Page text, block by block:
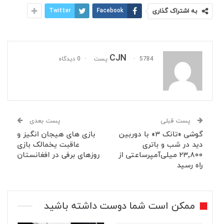
به اشتراک گذاری Facebook
Twitter
CJN 5784 پست 0 دیدگاه
پست قبلی
گوشی «تانک ۳» با دوربین
دید در شب و باتری
۲۳٬۸۰۰ میلی‌آمپرساعتی از
راه رسید
پست بعدی
بازی های هیجان انگیز و
عاقبت یخمالک بازی
روزهای برفی در افغانستان
ممکن است شما دوست داشته باشید